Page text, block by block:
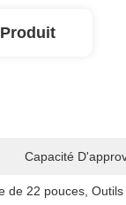
Capacité
de 22 pouces,